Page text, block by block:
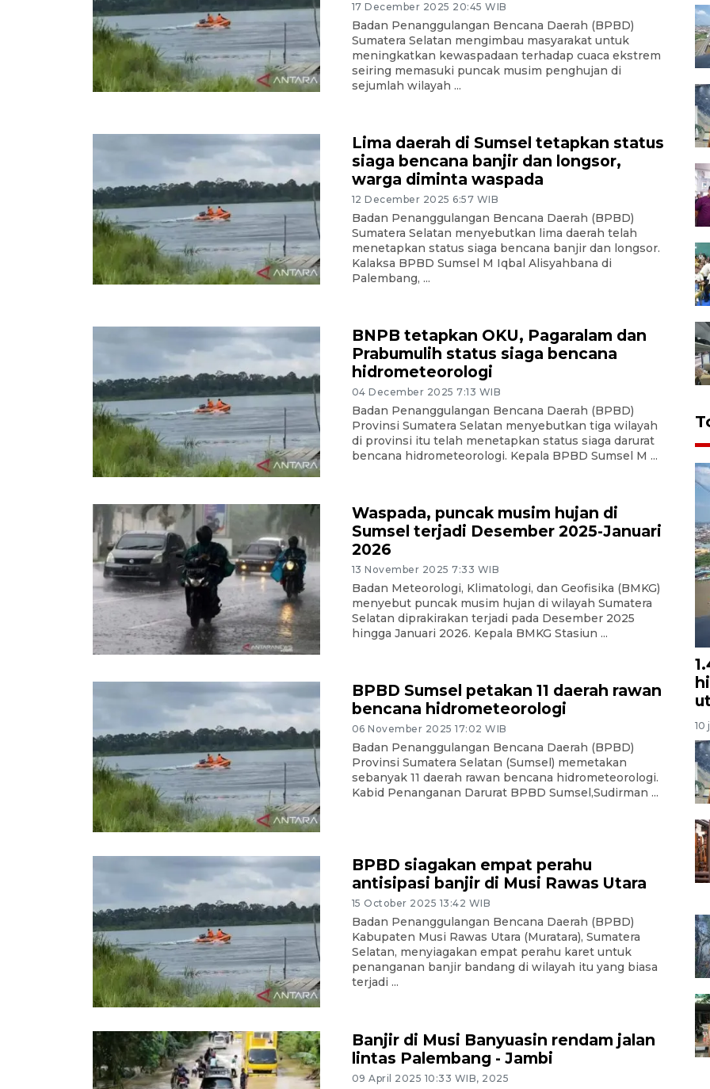
17 December 2025 20:45 WIB
Badan Penanggulangan Bencana Daerah (BPBD)
Sumatera Selatan mengimbau masyarakat untuk
meningkatkan kewaspadaan terhadap cuaca ekstrem
seiring memasuki puncak musim penghujan di
sejumlah wilayah ...
Lima daerah di Sumsel tetapkan status
siaga bencana banjir dan longsor,
warga diminta waspada
12 December 2025 6:57 WIB
Badan Penanggulangan Bencana Daerah (BPBD)
Sumatera Selatan menyebutkan lima daerah telah
menetapkan status siaga bencana banjir dan longsor.
Kalaksa BPBD Sumsel M Iqbal Alisyahbana di
Palembang, ...
BNPB tetapkan OKU, Pagaralam dan
Prabumulih status siaga bencana
hidrometeorologi
04 December 2025 7:13 WIB
Badan Penanggulangan Bencana Daerah (BPBD)
Provinsi Sumatera Selatan menyebutkan tiga wilayah
di provinsi itu telah menetapkan status siaga darurat
bencana hidrometeorologi. Kepala BPBD Sumsel M ...
Waspada, puncak musim hujan di
Sumsel terjadi Desember 2025-Januari
2026
13 November 2025 7:33 WIB
Badan Meteorologi, Klimatologi, dan Geofisika (BMKG)
menyebut puncak musim hujan di wilayah Sumatera
Selatan diprakirakan terjadi pada Desember 2025
hingga Januari 2026. Kepala BMKG Stasiun ...
BPBD Sumsel petakan 11 daerah rawan
bencana hidrometeorologi
06 November 2025 17:02 WIB
Badan Penanggulangan Bencana Daerah (BPBD)
Provinsi Sumatera Selatan (Sumsel) memetakan
sebanyak 11 daerah rawan bencana hidrometeorologi.
Kabid Penanganan Darurat BPBD Sumsel,Sudirman ...
BPBD siagakan empat perahu
antisipasi banjir di Musi Rawas Utara
15 October 2025 13:42 WIB
Badan Penanggulangan Bencana Daerah (BPBD)
Kabupaten Musi Rawas Utara (Muratara), Sumatera
Selatan, menyiagakan empat perahu karet untuk
penanganan banjir bandang di wilayah itu yang biasa
terjadi ...
Banjir di Musi Banyuasin rendam jalan
lintas Palembang - Jambi
09 April 2025 10:33 WIB, 2025
10